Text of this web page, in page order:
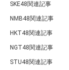
SKE48関連記事
NMB48関連記事
HKT48関連記事
NGT48関連記事
STU48関連記事